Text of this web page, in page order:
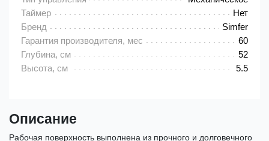
Таймер
Нет
Бренд
Simfer
Гарантия производителя, мес
60
Глубина, см
52
Высота, см
5.5
Описание
Рабочая поверхность выполнена из прочного и долговечного